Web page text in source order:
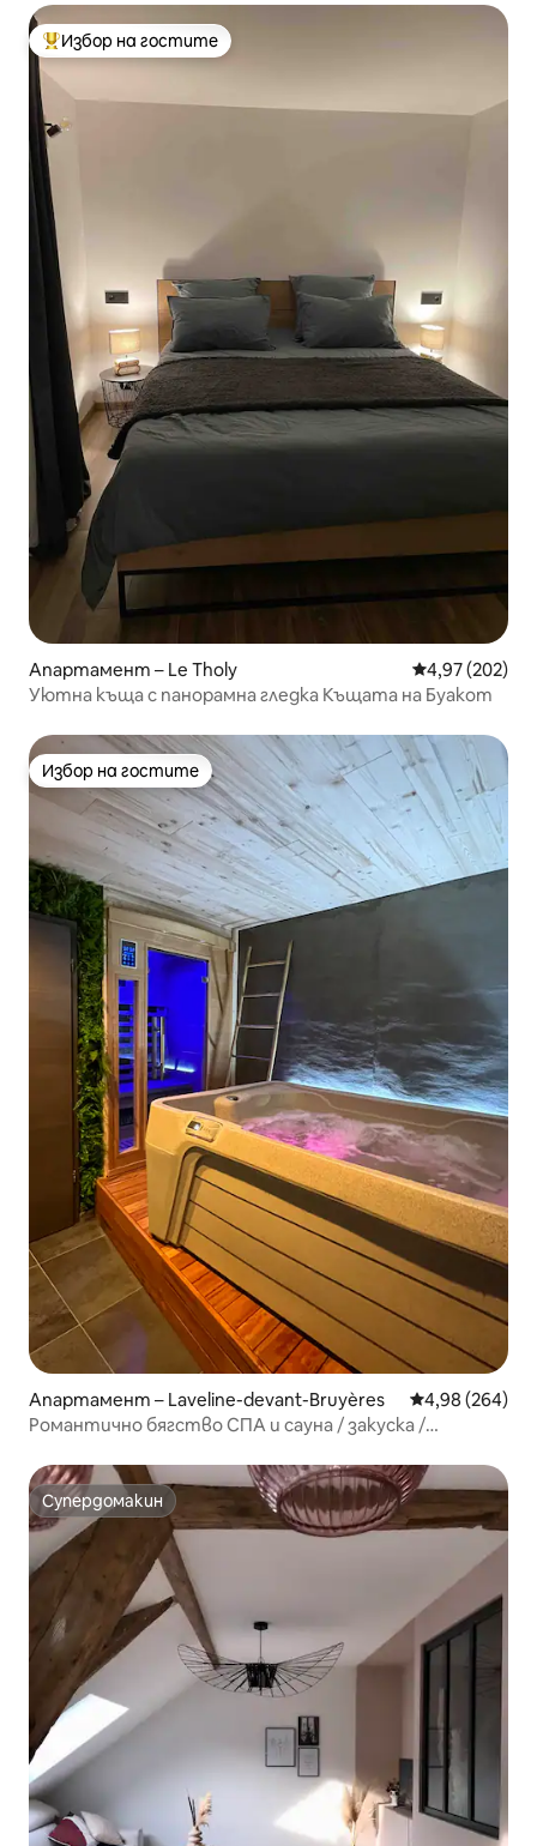
Най-популярен избор на гостите
Избор на гостите
Апартамент – Le Tholy Средна
4,97 (202)
Уютна къща с панорамна гледка Къщата на Буакот
Избор на гостите
Избор на гостите
Апартамент – Laveline-devant-Bruyères Средна
4,98 (264)
Романтично бягство СПА и сауна / закуска /
Супердомакин
Супердомакин